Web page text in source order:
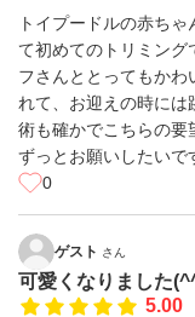
トイプードルの赤ち
て初めてのトリミング
フさんととってもか
れて、お迎えの時には
術も確かでこちらの要
ずっとお願いしたいで
0
ゲスト さん
可愛くなりました
5.00